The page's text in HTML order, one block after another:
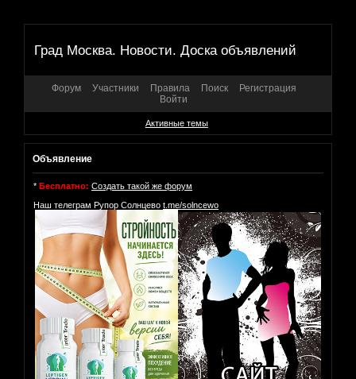
Град Москва. Новости. Доска объявлений
Форум Участники Правила Поиск
Регистрация
Войти
Активные темы
Объявление
* Бесплатно: Создать такой же форум
Наш телеграм Рупор Солнцево t.me/solncewo